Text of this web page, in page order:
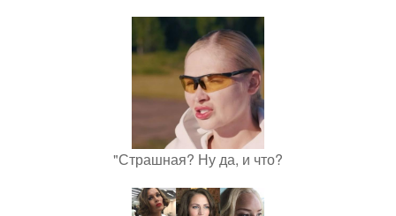
"Страшная? Ну да, и что?